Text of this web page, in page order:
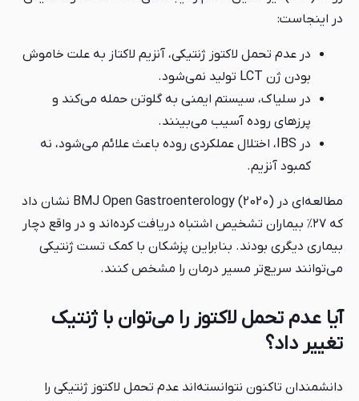
در اینجاست:
در عدم تحمل لاکتوز ژنتیکی، آنزیم لاکتاز به علت خاموش
بودن ژن LCT تولید نمی‌شود.
در سلیاک، سیستم ایمنی به گلوتن حمله می‌کند و
پرزهای روده آسیب می‌بینند.
در IBS، اختلال عملکردی روده باعث علائم می‌شود، نه
کمبود آنزیم.
مطالعه‌ای در BMJ Open Gastroenterology (2020) نشان داد
که ۲۷٪ بیماران تشخیص اشتباه دریافت کرده‌اند و در واقع دچار
بیماری دیگری بودند. بنابراین پزشکان با کمک تست ژنتیکی
می‌توانند سریع‌تر مسیر درمان را مشخص کنند.
آیا عدم تحمل لاکتوز را می‌توان با ژنتیک
تغییر داد؟
دانشمندان تاکنون نتوانسته‌اند عدم تحمل لاکتوز ژنتیکی را